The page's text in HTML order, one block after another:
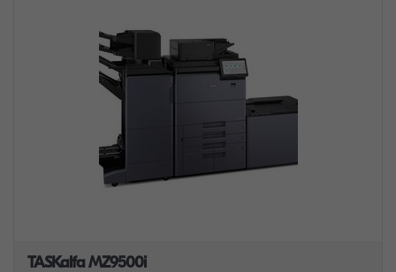
TASKalfa MZ9500i